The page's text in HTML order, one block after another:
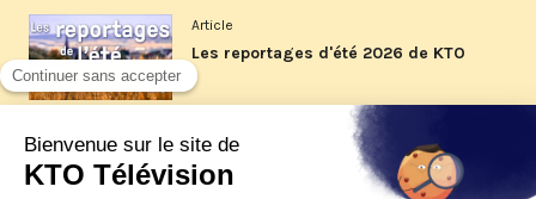
Article
Les reportages d'été 2026 de KTO
Article
La visite pastorale du pape Léon
XIV à Assise à suivre sur KTO le